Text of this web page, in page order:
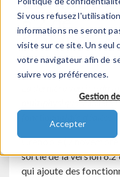
Si vous refusez
informations ne seront
visite sur ce site. Un seul
votre navigateur afin de
suivre vos préférences.
Gestion
Accepter
6.2 de
COMSOL
multiphysique accélère
fonctionnalités dédiées
Grenoble (7
sortie de la version
qui ajoute des